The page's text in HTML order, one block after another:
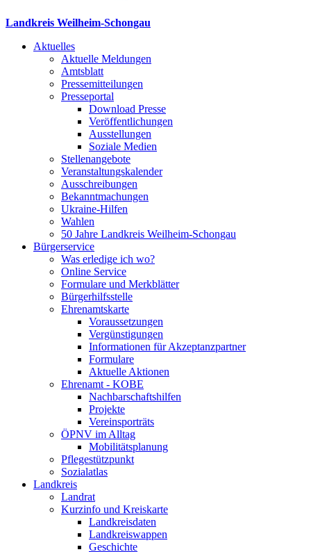
Landkreis Weilheim-Schongau
Aktuelles
Aktuelle Meldungen
Amtsblatt
Pressemitteilungen
Presseportal
Download Presse
Veröffentlichungen
Ausstellungen
Soziale Medien
Stellenangebote
Veranstaltungskalender
Ausschreibungen
Bekanntmachungen
Ukraine-Hilfen
Wahlen
50 Jahre Landkreis Weilheim-Schongau
Bürgerservice
Was erledige ich wo?
Online Service
Formulare und Merkblätter
Bürgerhilfsstelle
Ehrenamtskarte
Voraussetzungen
Vergünstigungen
Informationen für Akzeptanzpartner
Formulare
Aktuelle Aktionen
Ehrenamt - KOBE
Nachbarschaftshilfen
Projekte
Vereinsporträts
ÖPNV im Alltag
Mobilitätsplanung
Pflegestützpunkt
Sozialatlas
Landkreis
Landrat
Kurzinfo und Kreiskarte
Landkreisdaten
Landkreiswappen
Geschichte